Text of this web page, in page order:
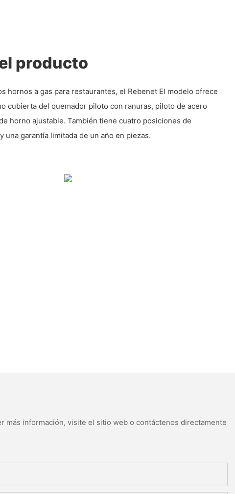
producto
hornos a gas para restaurantes, el Rebenet El modelo ofrece
cubierta del quemador piloto con ranuras, piloto de acero
horno ajustable. También tiene cuatro posiciones de
una garantía limitada de un año en piezas.
más información, visite el sitio web o contáctenos directamente